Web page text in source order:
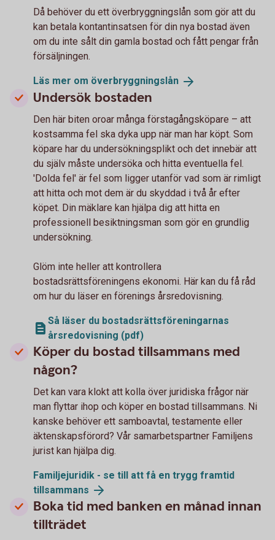
Då behöver du ett överbryggningslån som gör att du
kan betala kontantinsatsen för din nya bostad även
om du inte sålt din gamla bostad och fått pengar från
försäljningen.
Läs mer om överbryggningslån
Undersök bostaden
Den här biten oroar många förstagångsköpare – att
kostsamma fel ska dyka upp när man har köpt. Som
köpare har du undersökningsplikt och det innebär att
du själv måste undersöka och hitta eventuella fel.
'Dolda fel' är fel som ligger utanför vad som är rimligt
att hitta och mot dem är du skyddad i två år efter
köpet. Din mäklare kan hjälpa dig att hitta en
professionell besiktningsman som gör en grundlig
undersökning.
Glöm inte heller att kontrollera
bostadsrättsföreningens ekonomi. Här kan du få råd
om hur du läser en förenings årsredovisning.
Så läser du bostadsrättsföreningarnas
årsredovisning (pdf)
Köper du bostad tillsammans med
någon?
Det kan vara klokt att kolla över juridiska frågor när
man flyttar ihop och köper en bostad tillsammans. Ni
kanske behöver ett samboavtal, testamente eller
äktenskapsförord? Vår samarbetspartner Familjens
jurist kan hjälpa dig.
Familjejuridik - se till att få en trygg framtid
tillsammans
Boka tid med banken en månad innan
tillträdet